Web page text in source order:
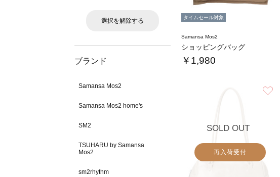
選択を解除する
ブランド
Samansa Mos2
Samansa Mos2 home's
SM2
TSUHARU by Samansa
Mos2
sm2rhythm
タイムセール対象
Samansa Mos2
ショッピングバッグ
￥1,980
SOLD OUT
再入荷受付